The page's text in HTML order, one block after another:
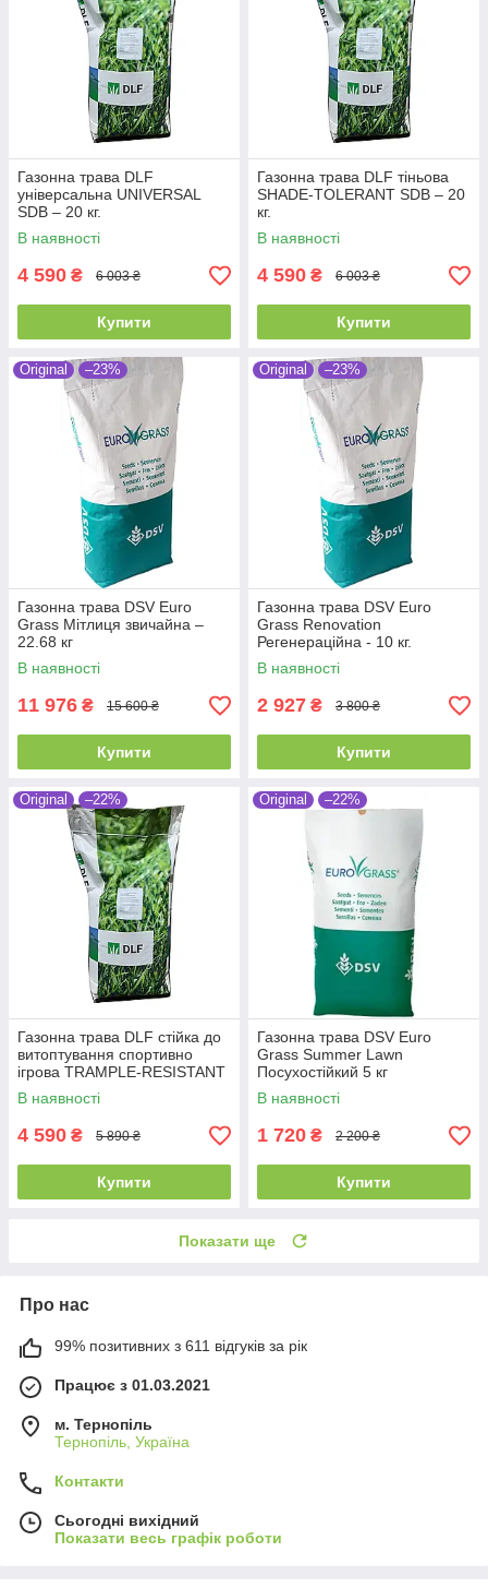
Газонна трава DLF
універсальна UNIVERSAL
SDB – 20 кг.
В наявності
4 590 ₴ 6 003 ₴
Купити
Газонна трава DLF тіньова
SHADE-TOLERANT SDB – 20
кг.
В наявності
4 590 ₴ 6 003 ₴
Купити
Original –23%
Газонна трава DSV Euro
Grass Мітлиця звичайна –
22.68 кг
В наявності
11 976 ₴ 15 600 ₴
Купити
Original –23%
Газонна трава DSV Euro
Grass Renovation
Регенераційна - 10 кг.
В наявності
2 927 ₴ 3 800 ₴
Купити
Original –22%
Газонна трава DLF стійка до
витоптування спортивно
ігрова TRAMPLE-RESISTANT
PLAYGROUND SDB – 20 кг.
В наявності
4 590 ₴ 5 890 ₴
Купити
Original –22%
Газонна трава DSV Euro
Grass Summer Lawn
Посухостійкий 5 кг
В наявності
1 720 ₴ 2 200 ₴
Купити
Показати ще
Про нас
99% позитивних з 611 відгуків за рік
Працює з 01.03.2021
м. Тернопіль
Тернопіль, Україна
Контакти
Сьогодні вихідний
Показати весь графік роботи